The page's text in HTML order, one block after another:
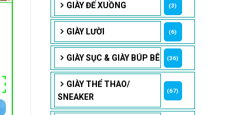
GIÀY ĐẾ XUỒNG (3)
GIÀY LƯỜI (6)
GIÀY SỤC & GIÀY BÚP BÊ (36)
GIÀY THỂ THAO/
SNEAKER
(67)